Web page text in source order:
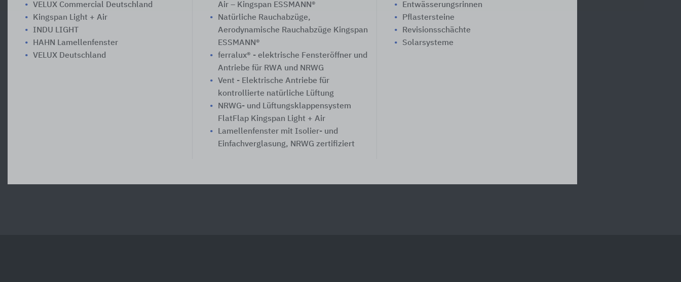
VELUX Commercial Deutschland
Kingspan Light + Air
INDU LIGHT
HAHN Lamellenfenster
VELUX Deutschland
Air – Kingspan ESSMANN®
Natürliche Rauchabzüge,
Aerodynamische Rauchabzüge Kingspan
ESSMANN®
ferralux® - elektrische Fensteröffner und
Antriebe für RWA und NRWG
Vent - Elektrische Antriebe für
kontrollierte natürliche Lüftung
NRWG- und Lüftungsklappensystem
FlatFlap Kingspan Light + Air
Lamellenfenster mit Isolier- und
Einfachverglasung, NRWG zertifiziert
Entwässerungsrinnen
Pflastersteine
Revisionsschächte
Solarsysteme